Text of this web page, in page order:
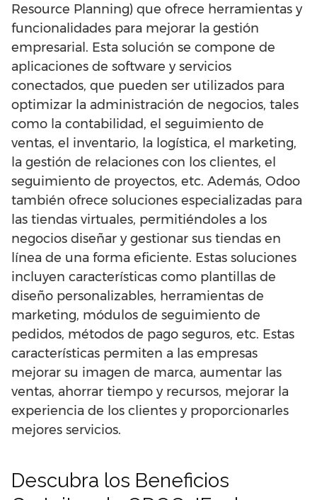
Resource Planning) que ofrece herramientas y
funcionalidades para mejorar la gestión
empresarial. Esta solución se compone de
aplicaciones de software y servicios
conectados, que pueden ser utilizados para
optimizar la administración de negocios, tales
como la contabilidad, el seguimiento de
ventas, el inventario, la logística, el marketing,
la gestión de relaciones con los clientes, el
seguimiento de proyectos, etc. Además, Odoo
también ofrece soluciones especializadas para
las tiendas virtuales, permitiéndoles a los
negocios diseñar y gestionar sus tiendas en
línea de una forma eficiente. Estas soluciones
incluyen características como plantillas de
diseño personalizables, herramientas de
marketing, módulos de seguimiento de
pedidos, métodos de pago seguros, etc. Estas
características permiten a las empresas
mejorar su imagen de marca, aumentar las
ventas, ahorrar tiempo y recursos, mejorar la
experiencia de los clientes y proporcionarles
mejores servicios.
Descubra los Beneficios